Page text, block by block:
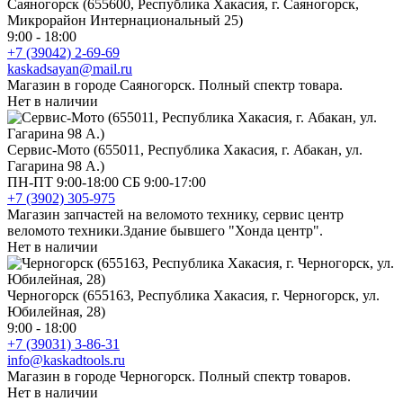
Саяногорск (655600, Республика Хакасия, г. Саяногорск,
Микрорайон Интернациональный 25)
9:00 - 18:00
+7 (39042) 2-69-69
kaskadsayan@mail.ru
Магазин в городе Саяногорск. Полный спектр товара.
Нет в наличии
Сервис-Мото (655011, Республика Хакасия, г. Абакан, ул.
Гагарина 98 А.)
ПН-ПТ 9:00-18:00 СБ 9:00-17:00
+7 (3902) 305-975
Магазин запчастей на веломото технику, сервис центр
веломото техники.Здание бывшего "Хонда центр".
Нет в наличии
Черногорск (655163, Республика Хакасия, г. Черногорск, ул.
Юбилейная, 28)
9:00 - 18:00
+7 (39031) 3-86-31
info@kaskadtools.ru
Магазин в городе Черногорск. Полный спектр товаров.
Нет в наличии